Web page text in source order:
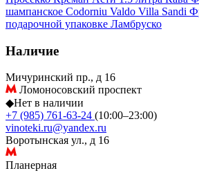
шампанское Codorniu Valdo Villa Sandi
подарочной упаковке Ламбруско
Наличие
Мичуринский пр., д 16
Ломоносовский проспект
◆Нет в наличии
+7 (985) 761-63-24 (10:00–23:00)
vinoteki.ru@yandex.ru
Воротынская ул., д 16
Планерная